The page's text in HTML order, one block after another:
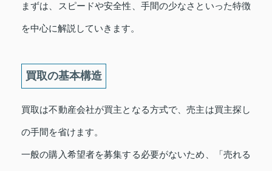
まずは、スピードや安全性、手間の少なさといった特徴
を中心に解説していきます。
買取の基本構造
買取は不動産会社が買主となる方式で、売主は買主探し
の手間を省けます。
一般の購入希望者を募集する必要がないため、「売れる